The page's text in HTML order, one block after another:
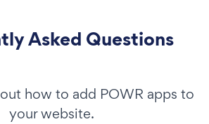
Asked Questions
how to add POWR apps to
your website.